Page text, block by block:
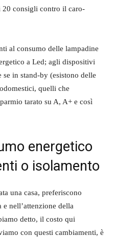
20 consigli contro il caro-
al consumo delle lampadine
a Led; agli dispositivi
se in stand-by (esistono delle
quelli che
tarato su A, A+ e così
energetico
o isolamento
una casa, preferiscono
nell’attenzione della
detto, il costo qui
con questi cambiamenti, è